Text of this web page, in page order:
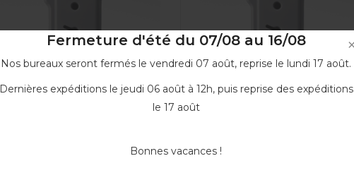
Fermeture d'été du 07/08 au 16/08
Nos bureaux seront fermés le vendredi 07 août, reprise le lundi 17 août.
Dernières expéditions le jeudi 06 août à 12h, puis reprise des expéditions
le 17 août
Bonnes vacances !